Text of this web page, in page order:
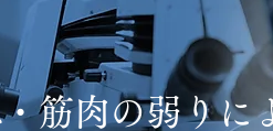
筋肉の弱りに